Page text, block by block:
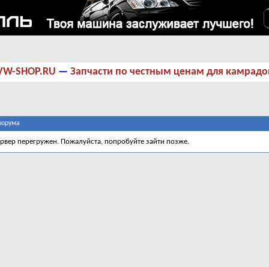
SHOP.RU — Запчасти по честным ценам для
перегружен. Пожалуйста, попробуйте зайти позже.